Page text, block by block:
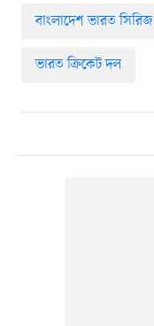
বাংলাদেশ ভারত সিরিজ
ভারত ক্রিকেট দল